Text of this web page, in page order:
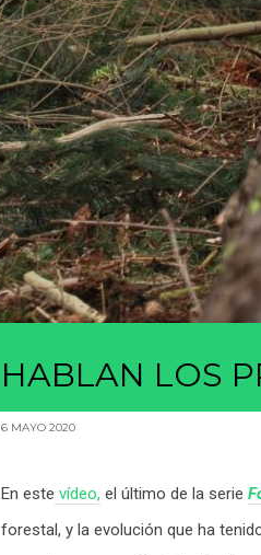
HABLAN LOS
6 MAYO 2020
En este vídeo, el último de la serie
forestal, y la evolución que ha